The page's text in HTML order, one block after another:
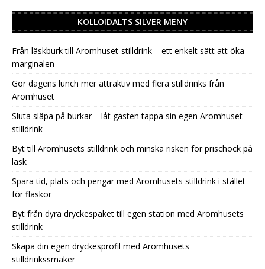
KOLLOIDALTS SILVER MENY
Från läskburk till Aromhuset-stilldrink – ett enkelt sätt att öka
marginalen
Gör dagens lunch mer attraktiv med flera stilldrinks från
Aromhuset
Sluta släpa på burkar – låt gästen tappa sin egen Aromhuset-
stilldrink
Byt till Aromhusets stilldrink och minska risken för prischock på
läsk
Spara tid, plats och pengar med Aromhusets stilldrink i stället
för flaskor
Byt från dyra dryckespaket till egen station med Aromhusets
stilldrink
Skapa din egen dryckesprofil med Aromhusets
stilldrinkssmaker